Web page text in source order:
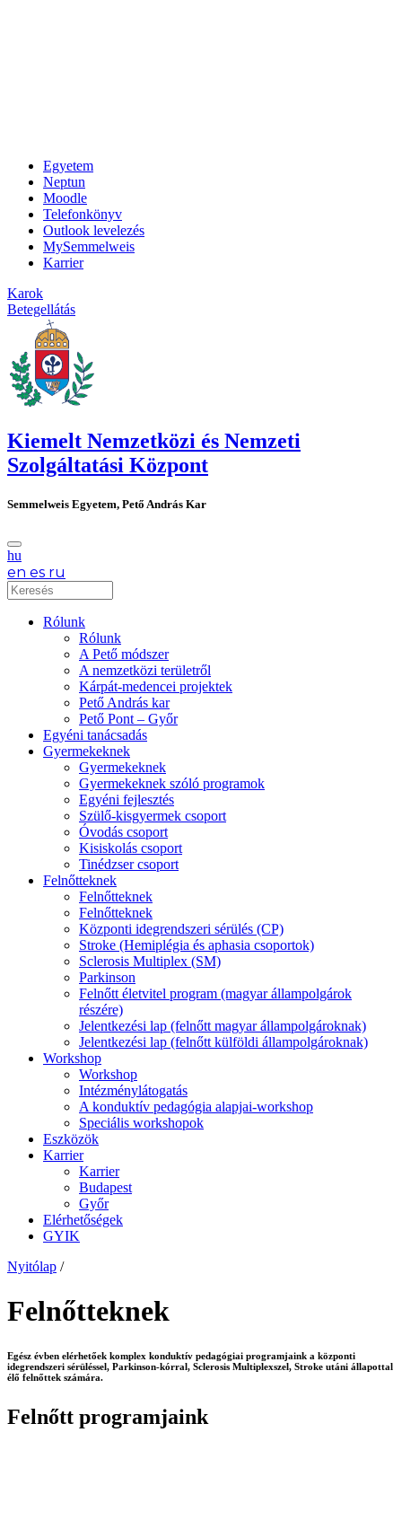
Egyetem
Neptun
Moodle
Telefonkönyv
Outlook levelezés
MySemmelweis
Karrier
Karok
Betegellátás
Kiemelt Nemzetközi és Nemzeti
Szolgáltatási Központ
Semmelweis Egyetem, Pető András Kar
hu
en es ru
Rólunk
Rólunk
A Pető módszer
A nemzetközi területről
Kárpát-medencei projektek
Pető András kar
Pető Pont – Győr
Egyéni tanácsadás
Gyermekeknek
Gyermekeknek
Gyermekeknek szóló programok
Egyéni fejlesztés
Szülő-kisgyermek csoport
Óvodás csoport
Kisiskolás csoport
Tinédzser csoport
Felnőtteknek
Felnőtteknek
Felnőtteknek
Központi idegrendszeri sérülés (CP)
Stroke (Hemiplégia és aphasia csoportok)
Sclerosis Multiplex (SM)
Parkinson
Felnőtt életvitel program (magyar állampolgárok
részére)
Jelentkezési lap (felnőtt magyar állampolgároknak)
Jelentkezési lap (felnőtt külföldi állampolgároknak)
Workshop
Workshop
Intézménylátogatás
A konduktív pedagógia alapjai-workshop
Speciális workshopok
Eszközök
Karrier
Karrier
Budapest
Győr
Elérhetőségek
GYIK
Nyitólap /
Felnőtteknek
Egész évben elérhetőek komplex konduktív pedagógiai programjaink a központi
idegrendszeri sérüléssel, Parkinson-kórral, Sclerosis Multiplexszel, Stroke utáni állapottal
élő felnőttek számára.
Felnőtt programjaink